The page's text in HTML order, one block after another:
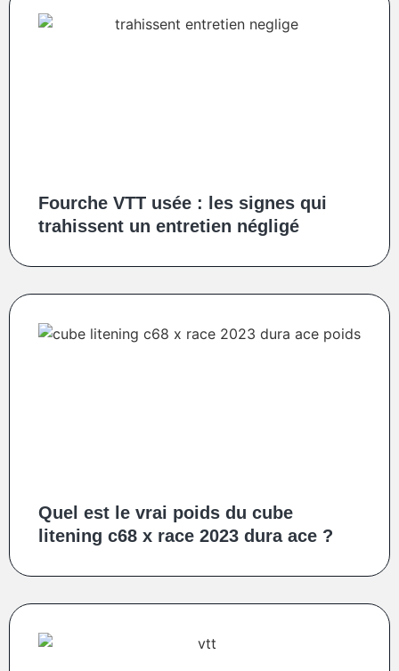
Fourche VTT usée : les signes qui
trahissent un entretien négligé
Quel est le vrai poids du cube
litening c68 x race 2023 dura ace ?